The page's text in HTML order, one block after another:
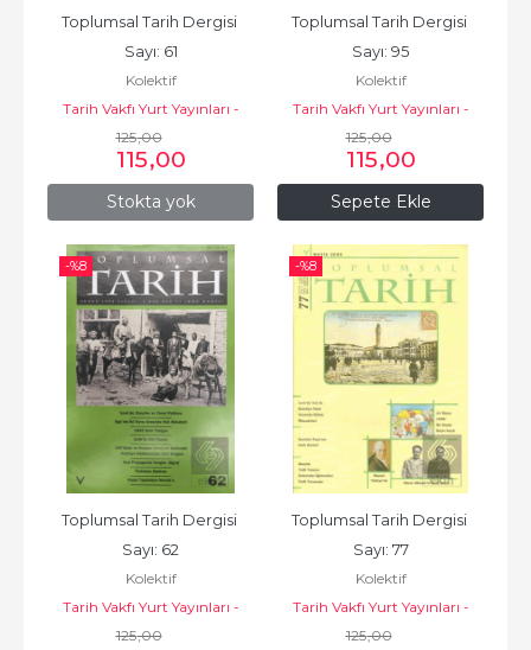
Stokta yok
Toplumsal Tarih Dergisi
Sayı: 61
Kolektif
Tarih Vakfı Yurt Yayınları -
Toplumsal Tarih Dergisi
125,00
115,00
Sepete Ekle
Toplumsal Tarih Dergisi
Sayı: 95
Kolektif
Tarih Vakfı Yurt Yayınları -
Toplumsal Tarih Dergisi
125,00
115,00
-%8
Toplumsal Tarih Dergisi
Sayı: 62
Kolektif
Tarih Vakfı Yurt Yayınları -
Toplumsal Tarih Dergisi
125,00
-%8
Toplumsal Tarih Dergisi
Sayı: 77
Kolektif
Tarih Vakfı Yurt Yayınları -
Toplumsal Tarih Dergisi
125,00